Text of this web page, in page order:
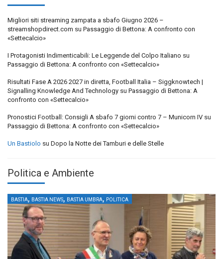
Migliori siti streaming zampata a sbafo Giugno 2026 –
streamshopdirect.com su Passaggio di Bettona: A confronto con
«Settecalcio»
I Protagonisti Indimenticabili: Le Leggende del Colpo Italiano su
Passaggio di Bettona: A confronto con «Settecalcio»
Risultati Fase A 2026 2027 in diretta, Football Italia – Siggknowtech |
Signalling Knowledge And Technology su Passaggio di Bettona: A
confronto con «Settecalcio»
Pronostici Football: Consigli A sbafo 7 giorni contro 7 – Municorn IV su
Passaggio di Bettona: A confronto con «Settecalcio»
Un Bastiolo su Dopo la Notte dei Tamburi e delle Stelle
Politica e Ambiente
BASTIA, BASTIA NEWS, BASTIA UMBRA, POLITICA